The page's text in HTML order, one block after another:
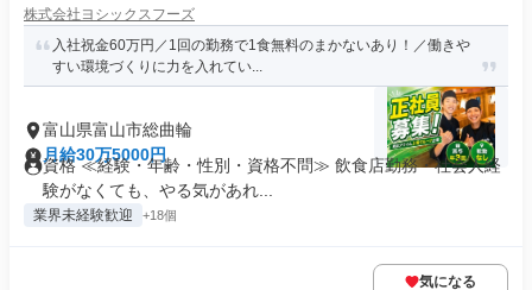
株式会社ヨシックスフーズ
入社祝金60万円／1回の勤務で1食無料のまかないあり！／働きや
すい環境づくりに力を入れてい...
富山県富山市総曲輪
月給30万5000円
資格 ≪経験・年齢・性別・資格不問≫ 飲食店勤務・社会人経
験がなくても、やる気があれ...
業界未経験歓迎 +18個
気になる